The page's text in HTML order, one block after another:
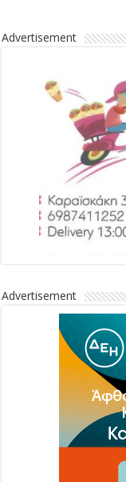
Advertisement
Advertisement